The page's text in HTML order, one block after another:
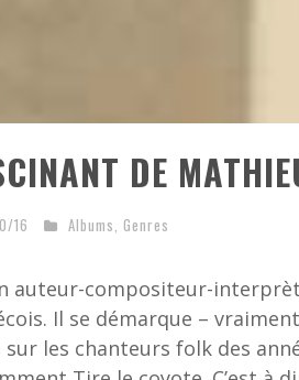
DE
16 Albums, Genres
auteur-compositeur-
Il se démarque –
les chanteurs folk des